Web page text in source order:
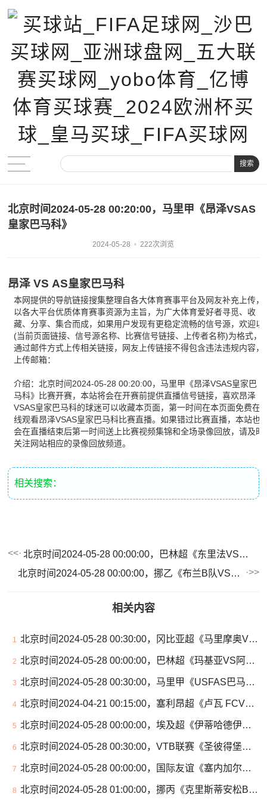
搜索
北京时间2024-05-28 00:20:00，马里甲《昂泽VSAS
皇家巴马科》
2024-05-28 222次浏览
昂泽 VS AS皇家巴马科
本网提供的导航链接搜集整理自各大体育赛事平台及网友补充上传，
以各大平台优质体育赛事资源为主旨，为广大体育爱好者寻觅、收
藏、分享、集合而成，如果用户发现有更稳定流畅的信号源，欢迎以
(当前页面链接、信号源名称、比赛信号链接、上传者名称)为格式，
通过邮件方式上传相关链接，网友上传链接不得包含违法违规内容，
上传邮箱：
介绍：北京时间2024-05-28 00:20:00，马里甲《昂泽VSAS皇家巴
马科》比赛开赛，本站将会在开赛前提供直播信号链接，喜欢昂泽
VSAS皇家巴马科的球迷可以收藏本页面，第一时间在本页面免费在
线观看昂泽VSAS皇家巴马科比赛直播。如果错过比赛直播，本站也
会在直播结束后第一时间送上比赛视频集锦和全场录像回放，请及时
关注网站相应的录像回放频道。
相关搜索：
北京时间2024-05-28 00:00:00，巴林超《东里法VS艾希迪》
北京时间2024-05-28 00:00:00，挪乙《布兰B队VS瓦尔德海于格松》
相关内容
1 北京时间2024-05-28 00:30:00，冈比亚超《马里摩奥VS皇家班珠尔》
2 北京时间2024-05-28 00:00:00，巴林超《玛基亚VS阿伊迪哈德》
3 北京时间2024-05-28 00:30:00，马里甲《USFAS巴马科VS巴卡里德迦》
4 北京时间2024-04-21 00:15:00，塞利昂超《卢瓦 FCVS卡洪拉FC》
5 北京时间2024-05-28 00:00:00，埃及超《伊蒂哈德伊斯坎达里VS扎马雷克》
6 北京时间2024-05-28 00:30:00，VTB联赛《圣彼得堡泽尼特VS库班火车头》
7 北京时间2024-05-28 00:00:00，国际友谊《塞内加尔女足U20VS几内亚女足U20》
8 北京时间2024-05-28 01:00:00，挪丙《克里斯蒂安松B队VS禾特B队》